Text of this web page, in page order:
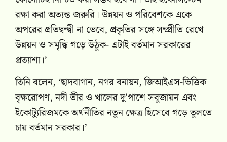
রক্ষা করা অত্যন্ত জরুরি। উন্নয়ন ও পরিবেশকে একে
অপরের প্রতিদ্বন্দ্বী না ভেবে, প্রকৃতির সঙ্গে সম্প্রীতি রেখে
উন্নয়ন ও সমৃদ্ধি গড়ে উঠুক- এটাই বর্তমান সরকারের
প্রত্যাশা।’
তিনি বলেন, ‘ছাদবাগান, নগর বনায়ন, জিআইএস-ভিত্তিক
বৃক্ষরোপণ, নদী তীর ও খালের দু’পাশে সবুজায়ন এবং
ইকোট্যুরিজমকে অর্থনীতির নতুন ক্ষেত্র হিসেবে গড়ে তুলতে
চায় বর্তমান সরকার।’